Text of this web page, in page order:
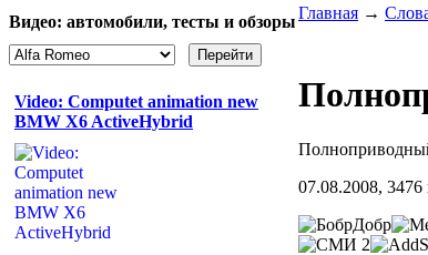
Видео: автомобили, тесты и обзоры
Video: Computet animation new
BMW X6 ActiveHybrid
Главная →
07.08.2008, 3476